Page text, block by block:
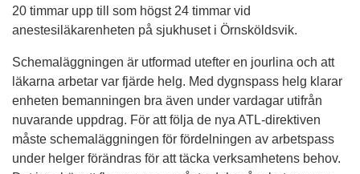
20 timmar upp till som högst 24 timmar vid
anestesiläkarenheten på sjukhuset i Örnsköldsvik.
Schemaläggningen är utformad utefter en jourlina och att
läkarna arbetar var fjärde helg. Med dygnspass helg klarar
enheten bemanningen bra även under vardagar utifrån
nuvarande uppdrag. För att följa de nya ATL-direktiven
måste schemaläggningen för fördelningen av arbetspass
under helger förändras för att täcka verksamhetens behov.